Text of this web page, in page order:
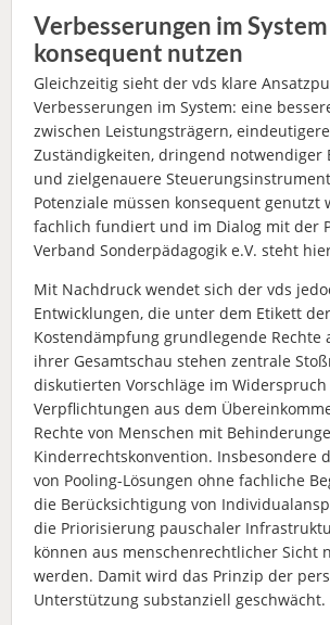
Verbesserungen im System
konsequent nutzen
Gleichzeitig sieht der vds klare
Verbesserungen im System: eine
zwischen Leistungsträgern, eindeutigere
Zuständigkeiten, dringend notwendiger
und zielgenauere
Potenziale müssen konsequent genutzt
fachlich fundiert und im Dialog mit der
Verband Sonderpädagogik e.V. steht
Mit Nachdruck wendet sich der vds
Entwicklungen, die unter dem Etikett der
Kostendämpfung grundlegende Rechte
ihrer Gesamtschau stehen zentrale
diskutierten Vorschläge im Widerspruch
Verpflichtungen aus dem
Rechte von Menschen mit
Kinderrechtskonvention. Insbesondere
von Pooling-Lösungen ohne fachliche
die Berücksichtigung von
die Priorisierung pauschaler
können aus menschenrechtlicher Sicht
werden. Damit wird das Prinzip der
Unterstützung substanziell geschwächt.